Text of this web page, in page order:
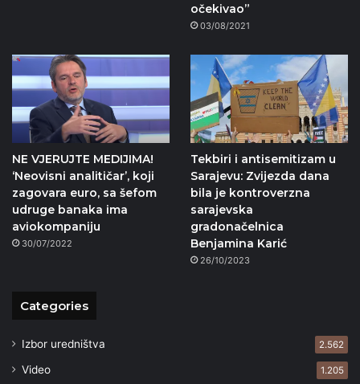
očekivao”
03/08/2021
NE VJERUJTE MEDIJIMA!
‘Neovisni analitičar’, koji
zagovara euro, sa šefom
udruge banaka ima
aviokompaniju
30/07/2022
Tekbiri i antisemitizam u
Sarajevu: Zvijezda dana
bila je kontroverzna
sarajevska
gradonačelnica
Benjamina Karić
26/10/2023
Categories
Izbor uredništva 2.562
Video 1.205